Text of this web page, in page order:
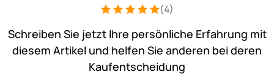
Bewertung: 5 von 5 (4 Bewertungen)
4 Bewertungen
(4)
Schreiben Sie jetzt Ihre persönliche Erfahrung mit
diesem Artikel und helfen Sie anderen bei deren
Kaufentscheidung